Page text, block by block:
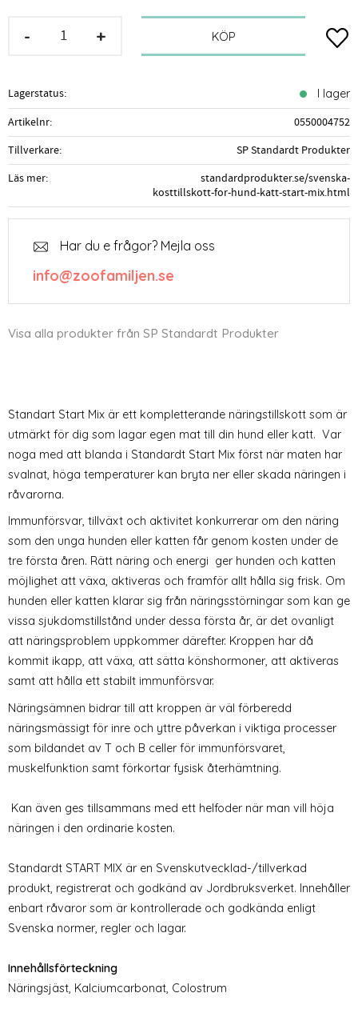
+
- KÖP
Lagerstatus I lager
Artikelnr
0550004752
Tillverkare
SP Standardt Produkter
Läs mer
standardprodukter.se/svenska-
kosttillskott-for-hund-katt-start-mix.html
Har du e frågor? Mejla oss
info@zoofamiljen.se
Visa alla produkter från SP Standardt Produkter
Standart Start Mix är ett kompletterande näringstillskott som är
utmärkt för dig som lagar egen mat till din hund eller katt. Var
noga med att blanda i Standardt Start Mix först när maten har
svalnat, höga temperaturer kan bryta ner eller skada näringen i
råvarorna.
Immunförsvar, tillväxt och aktivitet konkurrerar om den näring
som den unga hunden eller katten får genom kosten under de
tre första åren. Rätt näring och energi ger hunden och katten
möjlighet att växa, aktiveras och framför allt hålla sig frisk. Om
hunden eller katten klarar sig från näringsstörningar som kan ge
vissa sjukdomstillstånd under dessa första år, är det ovanligt
att näringsproblem uppkommer därefter. Kroppen har då
kommit ikapp, att växa, att sätta könshormoner, att aktiveras
samt att hålla ett stabilt immunförsvar.
Näringsämnen bidrar till att kroppen är väl förberedd
näringsmässigt för inre och yttre påverkan i viktiga processer
som bildandet av T och B celler för immunförsvaret,
muskelfunktion samt förkortar fysisk återhämtning.
Kan även ges tillsammans med ett helfoder när man vill höja
näringen i den ordinarie kosten.
Standardt START MIX är en Svenskutvecklad-/tillverkad
produkt, registrerat och godkänd av Jordbruksverket. Innehåller
enbart råvaror som är kontrollerade och godkända enligt
Svenska normer, regler och lagar.
Innehållsförteckning
Näringsjäst, Kalciumcarbonat, Colostrum